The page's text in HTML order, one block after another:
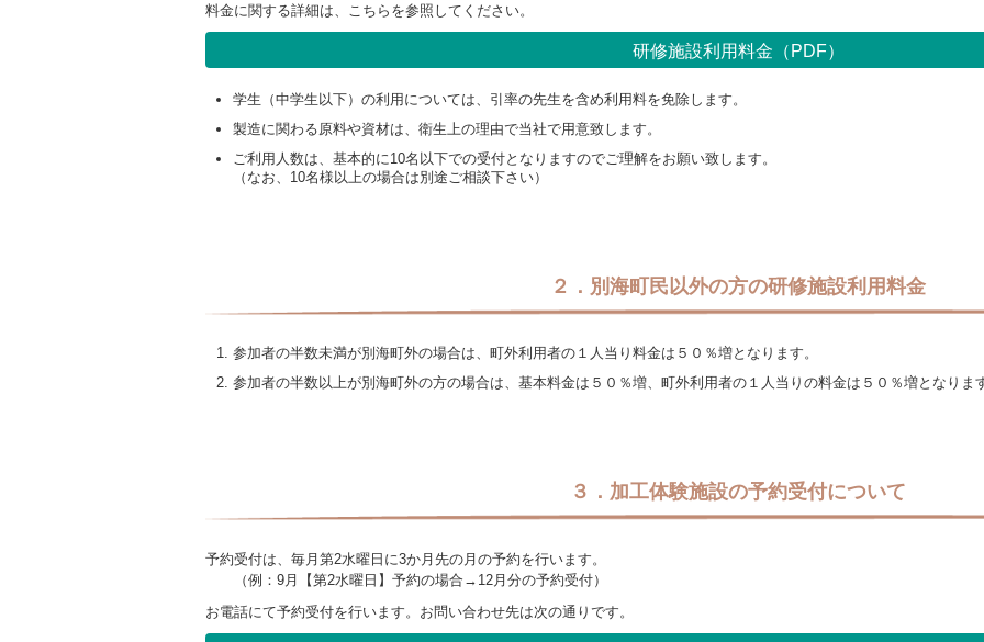
料金に関する詳細は、こちらを参照してください。
研修施設利用料金（PDF）
学生（中学生以下）の利用については、引率の先生を含め利用料を免除します。
製造に関わる原料や資材は、衛生上の理由で当社で用意致します。
ご利用人数は、基本的に10名以下での受付となりますのでご理解をお願い致します。
（なお、10名様以上の場合は別途ご相談下さい）
２．別海町民以外の方の研修施設利用料金
参加者の半数未満が別海町外の場合は、町外利用者の１人当り料金は５０％増となります。
参加者の半数以上が別海町外の方の場合は、基本料金は５０％増、町外利用者の１人当りの料金は５０％増となりま
３．加工体験施設の予約受付について
予約受付は、毎月第2水曜日に3か月先の月の予約を行います。
（例：9月【第2水曜日】予約の場合→12月分の予約受付）
お電話にて予約受付を行います。お問い合わせ先は次の通りです。